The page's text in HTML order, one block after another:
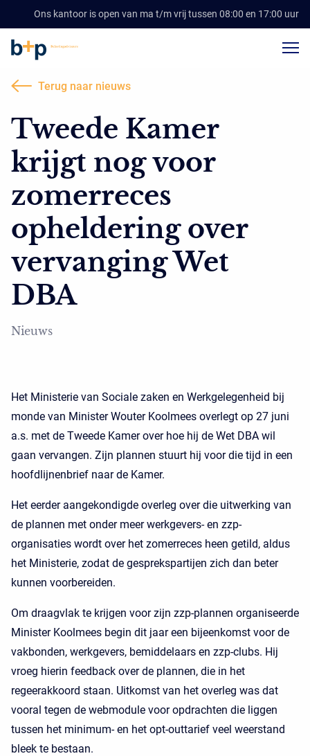
Ons kantoor is open van ma t/m vrij tussen 08:00 en 17:00 uur
Terug naar nieuws
Tweede Kamer
krijgt nog voor
zomerreces
opheldering over
vervanging Wet
DBA
Nieuws
Het Ministerie van Sociale zaken en Werkgelegenheid bij
monde van Minister Wouter Koolmees overlegt op 27 juni
a.s. met de Tweede Kamer over hoe hij de Wet DBA wil
gaan vervangen. Zijn plannen stuurt hij voor die tijd in een
hoofdlijnenbrief naar de Kamer.
Het eerder aangekondigde overleg over die uitwerking van
de plannen met onder meer werkgevers- en zzp-
organisaties wordt over het zomerreces heen getild, aldus
het Ministerie, zodat de gesprekspartijen zich dan beter
kunnen voorbereiden.
Om draagvlak te krijgen voor zijn zzp-plannen organiseerde
Minister Koolmees begin dit jaar een bijeenkomst voor de
vakbonden, werkgevers, bemiddelaars en zzp-clubs. Hij
vroeg hierin feedback over de plannen, die in het
regeerakkoord staan. Uitkomst van het overleg was dat
vooral tegen de webmodule voor opdrachten die liggen
tussen het minimum- en het opt-outtarief veel weerstand
bleek te bestaan.